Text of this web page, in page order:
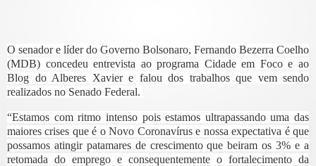
O senador e líder do Governo Bolsonaro, Fernando Bezerra Coelho
(MDB) concedeu entrevista ao programa Cidade em Foco e ao
Blog do Alberes Xavier e falou dos trabalhos que vem sendo
realizados no Senado Federal.
“Estamos com ritmo intenso pois estamos ultrapassando uma das
maiores crises que é o Novo Coronavírus e nossa expectativa é que
possamos atingir patamares de crescimento que beiram os 3% e a
retomada do emprego e consequentemente o fortalecimento da